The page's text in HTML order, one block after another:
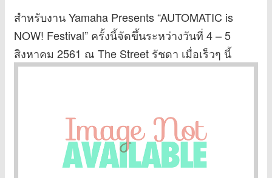
สำหรับงาน Yamaha Presents “AUTOMATIC is
NOW! Festival” ครั้งนี้จัดขึ้นระหว่างวันที่ 4 – 5
สิงหาคม 2561 ณ The Street รัชดา เมื่อเร็วๆ นี้